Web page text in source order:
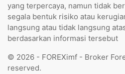
yang terpercaya, namun tidak
segala bentuk risiko atau
langsung atau tidak langsung
berdasarkan informasi tersebut
© 2026 - FOREXimf - Broker
reserved.